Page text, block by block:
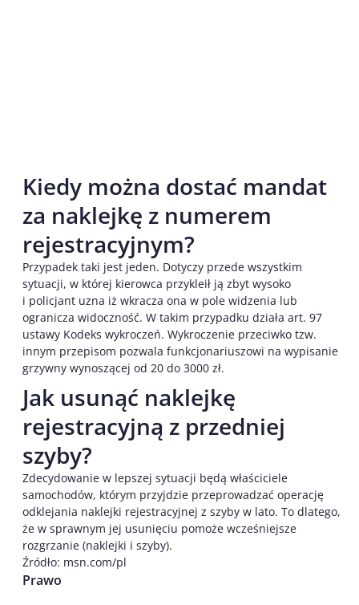
Kiedy można dostać mandat
za naklejkę z numerem
rejestracyjnym?
Przypadek taki jest jeden. Dotyczy przede wszystkim
sytuacji, w której kierowca przykleił ją zbyt wysoko
i policjant uzna iż wkracza ona w pole widzenia lub
ogranicza widoczność. W takim przypadku działa art. 97
ustawy Kodeks wykroczeń. Wykroczenie przeciwko tzw.
innym przepisom pozwala funkcjonariuszowi na wypisanie
grzywny wynoszącej od 20 do 3000 zł.
Jak usunąć naklejkę
rejestracyjną z przedniej
szyby?
Zdecydowanie w lepszej sytuacji będą właściciele
samochodów, którym przyjdzie przeprowadzać operację
odklejania naklejki rejestracyjnej z szyby w lato. To dlatego,
że w sprawnym jej usunięciu pomoże wcześniejsze
rozgrzanie (naklejki i szyby).
Źródło: msn.com/pl
Prawo